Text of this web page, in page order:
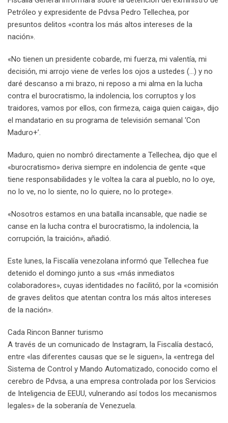
Petróleo y expresidente de Pdvsa Pedro Tellechea, por
presuntos delitos «contra los más altos intereses de la
nación».
«No tienen un presidente cobarde, mi fuerza, mi valentía, mi
decisión, mi arrojo viene de verles los ojos a ustedes (…) y no
daré descanso a mi brazo, ni reposo a mi alma en la lucha
contra el burocratismo, la indolencia, los corruptos y los
traidores, vamos por ellos, con firmeza, caiga quien caiga», dijo
el mandatario en su programa de televisión semanal ‘Con
Maduro+’.
Maduro, quien no nombró directamente a Tellechea, dijo que el
«burocratismo» deriva siempre en indolencia de gente «que
tiene responsabilidades y le voltea la cara al pueblo, no lo oye,
no lo ve, no lo siente, no lo quiere, no lo protege».
«Nosotros estamos en una batalla incansable, que nadie se
canse en la lucha contra el burocratismo, la indolencia, la
corrupción, la traición», añadió.
Este lunes, la Fiscalía venezolana informó que Tellechea fue
detenido el domingo junto a sus «más inmediatos
colaboradores», cuyas identidades no facilitó, por la «comisión
de graves delitos que atentan contra los más altos intereses
de la nación».
Cada Rincon Banner turismo
A través de un comunicado de Instagram, la Fiscalía destacó,
entre «las diferentes causas que se le siguen», la «entrega del
Sistema de Control y Mando Automatizado, conocido como el
cerebro de Pdvsa, a una empresa controlada por los Servicios
de Inteligencia de EEUU, vulnerando así todos los mecanismos
legales» de la soberanía de Venezuela.